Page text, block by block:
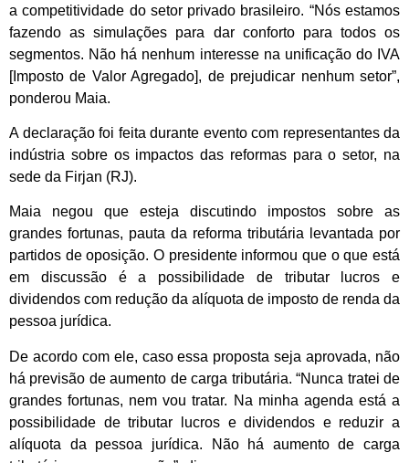
a competitividade do setor privado brasileiro. “Nós estamos
fazendo as simulações para dar conforto para todos os
segmentos. Não há nenhum interesse na unificação do IVA
[Imposto de Valor Agregado], de prejudicar nenhum setor”,
ponderou Maia.
A declaração foi feita durante evento com representantes da
indústria sobre os impactos das reformas para o setor, na
sede da Firjan (RJ).
Maia negou que esteja discutindo impostos sobre as
grandes fortunas, pauta da reforma tributária levantada por
partidos de oposição. O presidente informou que o que está
em discussão é a possibilidade de tributar lucros e
dividendos com redução da alíquota de imposto de renda da
pessoa jurídica.
De acordo com ele, caso essa proposta seja aprovada, não
há previsão de aumento de carga tributária. “Nunca tratei de
grandes fortunas, nem vou tratar. Na minha agenda está a
possibilidade de tributar lucros e dividendos e reduzir a
alíquota da pessoa jurídica. Não há aumento de carga